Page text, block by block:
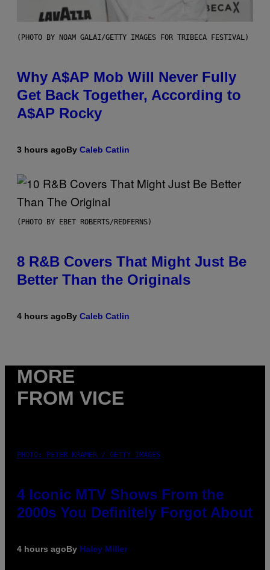
(PHOTO BY NOAM GALAI/GETTY IMAGES FOR TRIBECA FESTIVAL)
Why A$AP Mob Will Never Fully
Get Back Together, According to
A$AP Rocky
3 hours agoBy Caleb Catlin
(PHOTO BY EBET ROBERTS/REDFERNS)
8 R&B Covers That Might Just Be
Better Than the Originals
4 hours agoBy Caleb Catlin
MORE
FROM VICE
PHOTO: PETER KRAMER / GETTY IMAGES
4 Iconic MTV Shows From the
2000s You Definitely Forgot About
4 hours agoBy Haley Miller